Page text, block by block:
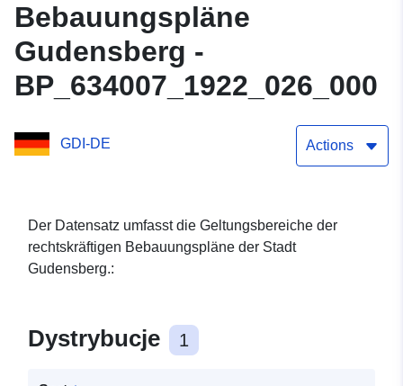
Bebauungspläne
Gudensberg -
BP_634007_1922_026_000
GDI-DE Actions
Der Datensatz umfasst die Geltungsbereiche der
rechtskräftigen Bebauungspläne der Stadt
Gudensberg.:
Dystrybucje 1